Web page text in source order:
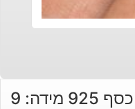
9